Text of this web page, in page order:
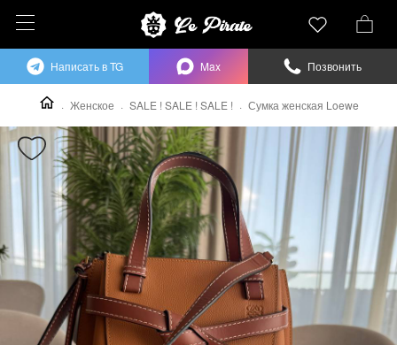
Женское SALE ! SALE ! SALE ! Сумка женская Loewe
Написать в TG Max Позвонить